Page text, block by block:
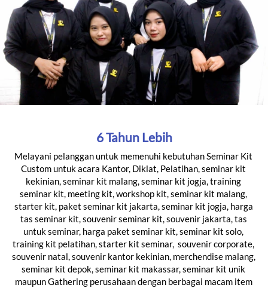
6 Tahun Lebih
Melayani pelanggan untuk memenuhi kebutuhan Seminar Kit
Custom untuk acara Kantor, Diklat, Pelatihan, seminar kit
kekinian, seminar kit malang, seminar kit jogja, training
seminar kit, meeting kit, workshop kit, seminar kit malang,
starter kit, paket seminar kit jakarta, seminar kit jogja, harga
tas seminar kit, souvenir seminar kit, souvenir jakarta, tas
untuk seminar, harga paket seminar kit, seminar kit solo,
training kit pelatihan, starter kit seminar, souvenir corporate,
souvenir natal, souvenir kantor kekinian, merchendise malang,
maupun Gathering perusahaan dengan berbagai macam item